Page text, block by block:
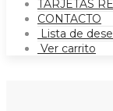
TARJETAS
CONTACTO
Lista de
Ver carrito